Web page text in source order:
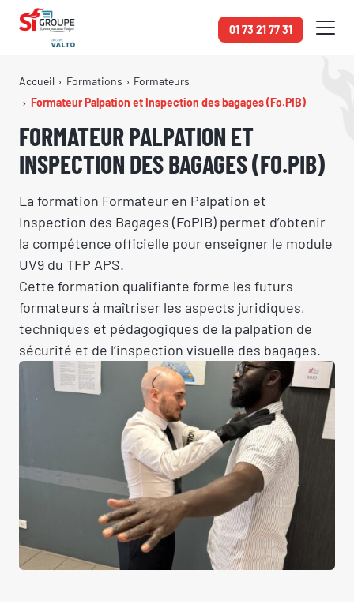
01 73 21 77 31
Accueil Formations
Formateurs
Formateur Palpation et Inspection des bagages (Fo.PIB)
FORMATEUR PALPATION ET
INSPECTION DES BAGAGES (FO.PIB)
La formation Formateur en Palpation et
Inspection des Bagages (FoPIB) permet d’obtenir
la compétence officielle pour enseigner le module
UV9 du TFP APS.
Cette formation qualifiante forme les futurs
formateurs à maîtriser les aspects juridiques,
techniques et pédagogiques de la palpation de
sécurité et de l’inspection visuelle des bagages.
Panneau de gestion des cookies